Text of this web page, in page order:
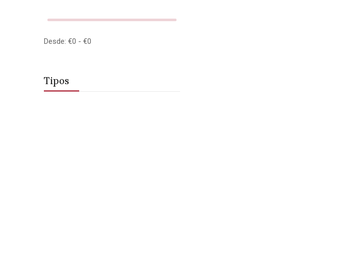
Desde: €0 - €0
Tipos